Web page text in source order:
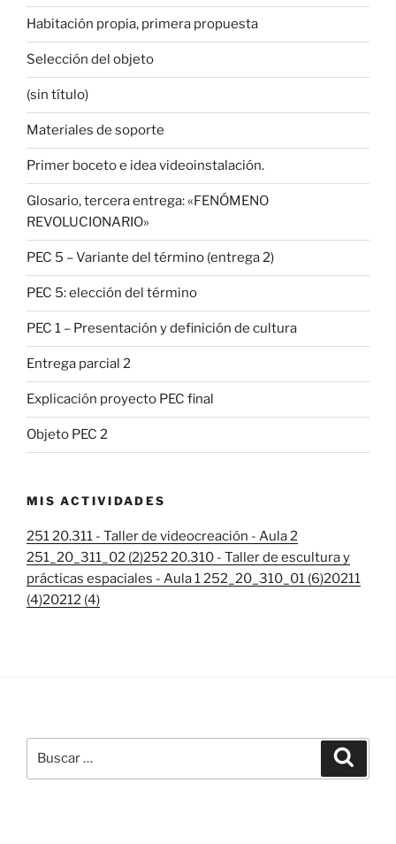
Habitación propia, primera propuesta
Selección del objeto
(sin título)
Materiales de soporte
Primer boceto e idea videoinstalación.
Glosario, tercera entrega: «FENÓMENO
REVOLUCIONARIO»
PEC 5 – Variante del término (entrega 2)
PEC 5: elección del término
PEC 1 – Presentación y definición de cultura
Entrega parcial 2
Explicación proyecto PEC final
Objeto PEC 2
MIS ACTIVIDADES
251 20.311 - Taller de videocreación - Aula 2
251_20_311_02 (2)252 20.310 - Taller de escultura y
prácticas espaciales - Aula 1 252_20_310_01 (6)20211
(4)20212 (4)
por: